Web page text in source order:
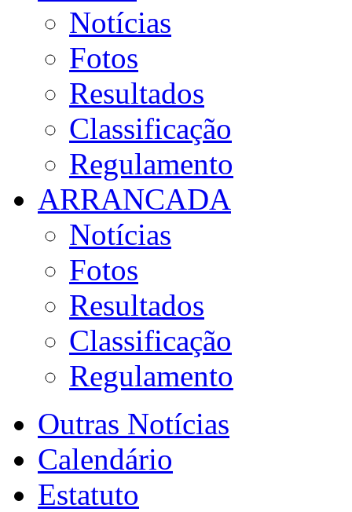
Notícias
Fotos
Resultados
Classificação
Regulamento
ARRANCADA
Notícias
Fotos
Resultados
Classificação
Regulamento
Outras Notícias
Calendário
Estatuto